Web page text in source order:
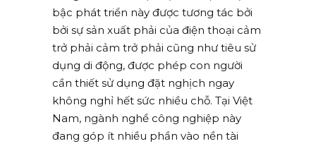
bậc phát triển này được tương tác bởi
bởi sự sản xuất phải của điện thoại cảm
trở phải cảm trở phải cũng như tiêu sử
dụng di động, được phép con người
cần thiết sử dụng đặt nghịch ngay
không nghỉ hết sức nhiều chỗ. Tại Việt
Nam, ngành nghề công nghiệp này
đang góp ít nhiều phần vào nền tài